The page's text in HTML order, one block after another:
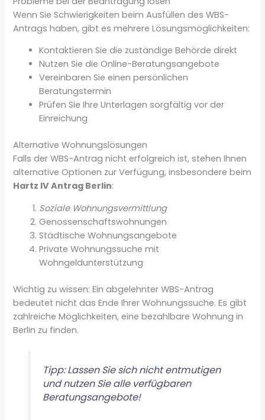
Wenn Sie Schwierigkeiten beim Ausfüllen des WBS-
Antrags haben, gibt es mehrere Lösungsmöglichkeiten:
Kontaktieren Sie die zuständige Behörde direkt
Nutzen Sie die Online-Beratungsangebote
Vereinbaren Sie einen persönlichen
Beratungstermin
Prüfen Sie Ihre Unterlagen sorgfältig vor der
Einreichung
Alternative Wohnungslösungen
Falls der WBS-Antrag nicht erfolgreich ist, stehen Ihnen
alternative Optionen zur Verfügung, insbesondere beim
Hartz IV Antrag Berlin:
Soziale Wohnungsvermittlung
Genossenschaftswohnungen
Städtische Wohnungsangebote
Private Wohnungssuche mit
Wohngeldunterstützung
Wichtig zu wissen: Ein abgelehnter WBS-Antrag
bedeutet nicht das Ende Ihrer Wohnungssuche. Es gibt
zahlreiche Möglichkeiten, eine bezahlbare Wohnung in
Berlin zu finden.
Tipp: Lassen Sie sich nicht entmutigen
und nutzen Sie alle verfügbaren
Beratungsangebote!